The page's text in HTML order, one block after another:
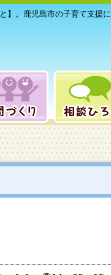
。鹿児島市の子育て支援